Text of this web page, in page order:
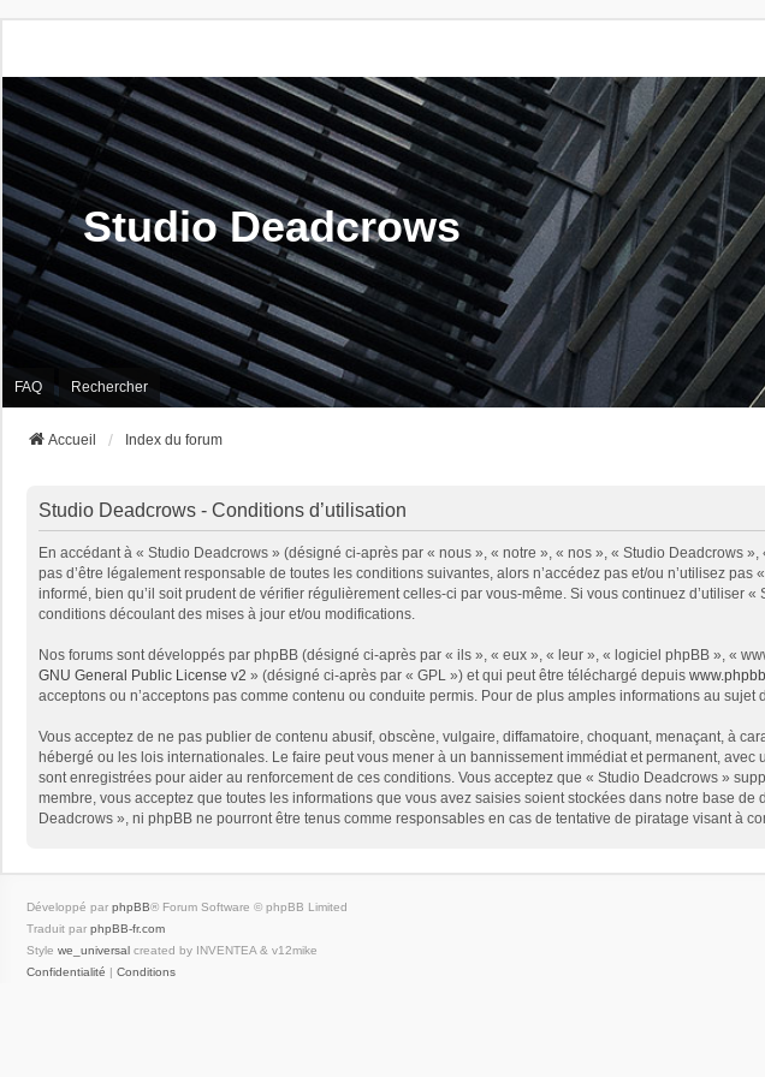
Studio Deadcrows
FAQ Rechercher
Accueil Index du forum
Studio Deadcrows - Conditions d’utilisation
En accédant à « Studio Deadcrows » (désigné ci-après par « nous », « notre », « nos », « Studio Deadcrows
pas d’être légalement responsable de toutes les conditions suivantes, alors n’accédez pas et/ou n’utilisez
informé, bien qu’il soit prudent de vérifier régulièrement celles-ci par vous-même. Si vous continuez
conditions découlant des mises à jour et/ou modifications.
Nos forums sont développés par phpBB (désigné ci-après par « ils », « eux », « leur », « logiciel phpBB », «
GNU General Public License v2 » (désigné ci-après par « GPL ») et qui peut être téléchargé depuis
acceptons ou n’acceptons pas comme contenu ou conduite permis. Pour de plus amples informations au sujet
Vous acceptez de ne pas publier de contenu abusif, obscène, vulgaire, diffamatoire, choquant, menaçant, à
hébergé ou les lois internationales. Le faire peut vous mener à un bannissement immédiat et permanent,
sont enregistrées pour aider au renforcement de ces conditions. Vous acceptez que « Studio Deadcrows »
membre, vous acceptez que toutes les informations que vous avez saisies soient stockées dans notre base
Deadcrows », ni phpBB ne pourront être tenus comme responsables en cas de tentative de piratage visant à
Développé par phpBB® Forum Software © phpBB Limited
Traduit par phpBB-fr.com
Style we_universal created by INVENTEA & v12mike
Confidentialité | Conditions